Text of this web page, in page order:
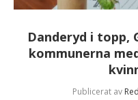
Danderyd i topp,
kommunerna
Publicerat av